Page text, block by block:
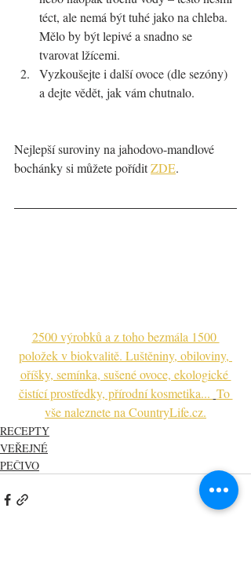
téct, ale nemá být tuhé jako na chleba.
Mělo by být lepivé a snadno se
tvarovat lžícemi.
Vyzkoušejte i další ovoce (dle sezóny)
a dejte vědět, jak vám chutnalo.
Nejlepší suroviny na jahodovo-mandlové
bochánky si můžete pořídit ZDE.
2500 výrobků a z toho bezmála 1500
položek v biokvalitě. Luštěniny, obiloviny,
oříšky, semínka, sušené ovoce, ekologické
čistící prostředky, přírodní kosmetika... To
vše naleznete na CountryLife.cz.
RECEPTY
VEŘEJNÉ
PEČIVO